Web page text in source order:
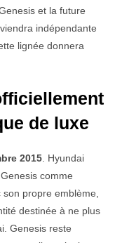
et la future
indépendante
lignée donnera
de luxe
2015. Hyundai
comme
propre emblème,
destinée à ne plus
Genesis reste